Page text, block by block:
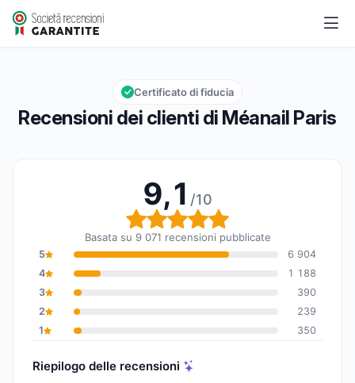
Méanail Paris
Valutazione globale: 9,1 su 10
9,1/10
Recensioni dei clienti di Méanail Paris
Certificato di fiducia
9,1 /10
Valutazione globale:
Basata su 9 071 recensioni pubblicate
5
6 904
4
1 188
3
390
2
239
1
350
Riepilogo delle recensioni